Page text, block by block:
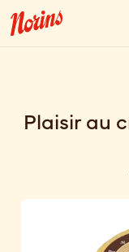
Plaisir au